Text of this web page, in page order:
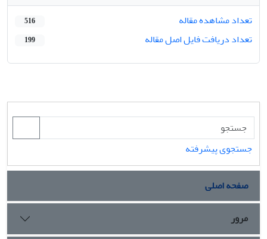
تعداد مشاهده مقاله
516
تعداد دریافت فایل اصل مقاله 199
جستجوی پیشرفته
صفحه اصلی
مرور